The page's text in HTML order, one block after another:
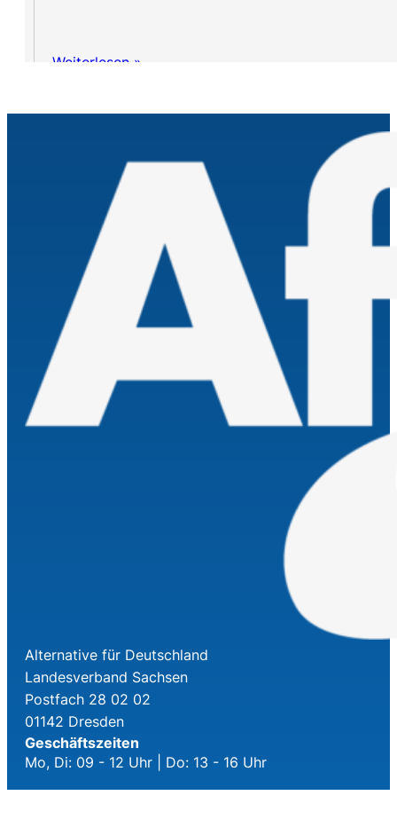
Weiterlesen »
Alternative für Deutschland
Landesverband Sachsen
Postfach 28 02 02
01142 Dresden
Geschäftszeiten
Mo, Di: 09 - 12 Uhr | Do: 13 - 16 Uhr